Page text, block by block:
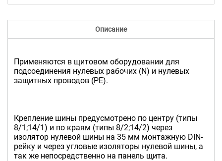
Описание
Применяются в щитовом оборудовании для
подсоединения нулевых рабочих (N) и нулевых
защитных проводов (PE).
Крепление шины предусмотрено по центру (типы
8/1;14/1) и по краям (типы 8/2;14/2) через
изолятор нулевой шины на 35 мм монтажную DIN-
рейку и через угловые изоляторы нулевой шины, а
так же непосредственно на панель щита.